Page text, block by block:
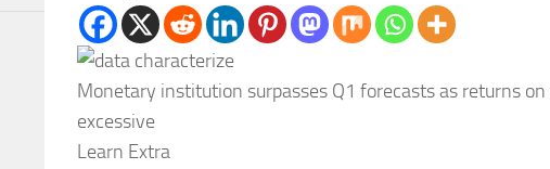
Monetary institution surpasses Q1 forecasts as returns
excessive
Learn Extra